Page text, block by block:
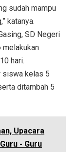
sudah mampu
katanya.
SD Negeri
melakukan
hari.
siswa kelas 5
ditambah 5
Upacara
- Guru